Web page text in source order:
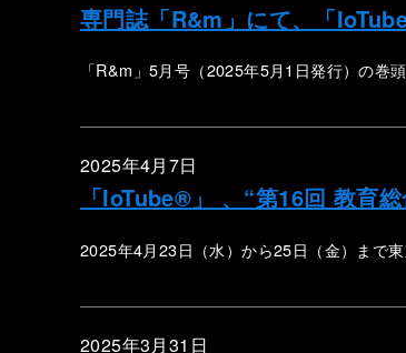
専門誌「R&m」にて、「
「R&m」5月号（2025年5月1日発行）の
2025年4月7日
「IoTube®」 、“第16回 教育
2025年4月23日（水）から25日（金）まで
2025年3月31日